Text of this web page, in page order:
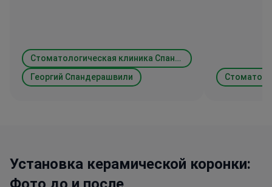
Стоматологическая клиника Спандерашвили (Spanderashvili Dental Clinic)
Георгий Спандерашвили
Установка керамической коронки: